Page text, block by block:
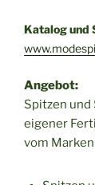
Katalog und
Angebot:
Spitzen
eigener
vom